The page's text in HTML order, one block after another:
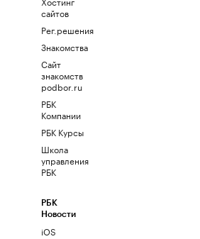
сайтов
Рег.решения
Знакомства
Сайт
знакомств
podbor.ru
РБК
Компании
РБК Курсы
Школа
управления
РБК
РБК
Новости
iOS